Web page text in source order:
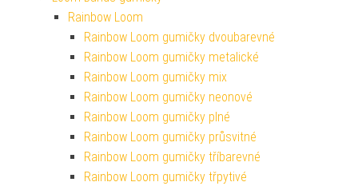
Rainbow Loom
Rainbow Loom gumičky dvoubarevné
Rainbow Loom gumičky metalické
Rainbow Loom gumičky mix
Rainbow Loom gumičky neonové
Rainbow Loom gumičky plné
Rainbow Loom gumičky průsvitné
Rainbow Loom gumičky tříbarevné
Rainbow Loom gumičky třpytivé